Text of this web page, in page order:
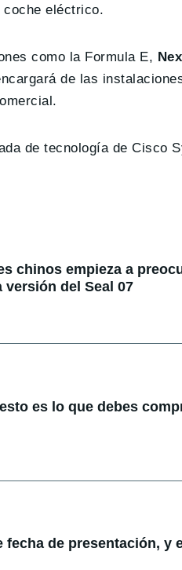
coche eléctrico.
como la Formula E,
de las
de tecnología de Cisco
chinos empieza a
versión del Seal 07
es lo que debes
fecha de presentación, y